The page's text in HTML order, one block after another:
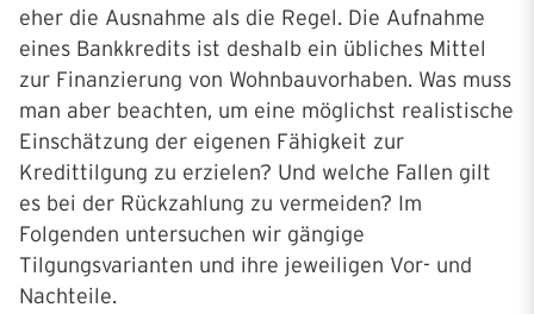
eher die Ausnahme als die Regel. Die Aufnahme
eines Bankkredits ist deshalb ein übliches Mittel
zur Finanzierung von Wohnbauvorhaben. Was muss
man aber beachten, um eine möglichst realistische
Einschätzung der eigenen Fähigkeit zur
Kredittilgung zu erzielen? Und welche Fallen gilt
es bei der Rückzahlung zu vermeiden? Im
Folgenden untersuchen wir gängige
Tilgungsvarianten und ihre jeweiligen Vor- und
Nachteile.